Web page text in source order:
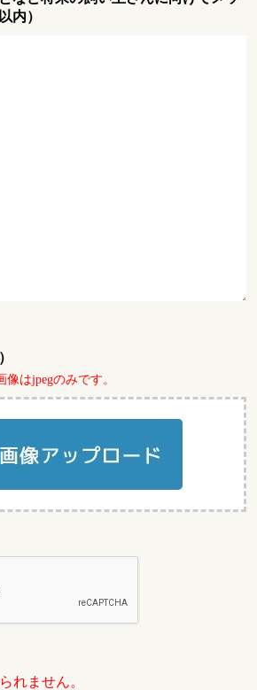
内）
はjpegのみです。
れません。